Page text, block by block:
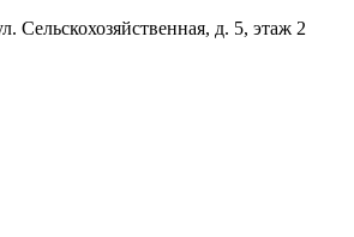
Сельскохозяйственная, д. 5, этаж 2